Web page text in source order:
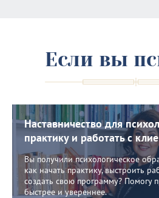
Если вы
Наставничество для
практику и работать с
Вы получили психологическое
как начать практику, выстроить
создать свою программу? Помогу
быстрее и увереннее.